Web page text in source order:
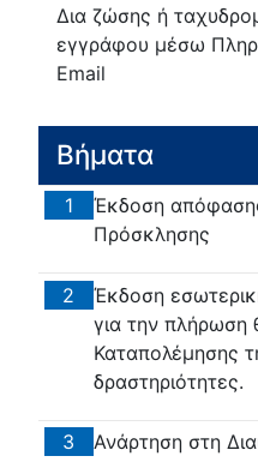
Δια ζώσης ή
εγγράφου μέσω
Email
Βήματα
1
Έκδοση
Πρόσκλησης
2
Έκδοση
για την πλήρωση
Καταπολέμησης
δραστηριότητες.
3 Ανάρτηση στη